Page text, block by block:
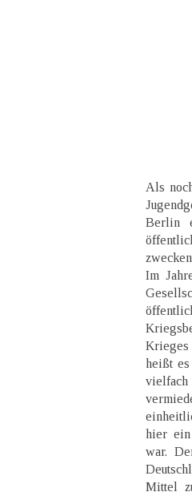
Als
Berlin
Im
heißt
hier ein
war.
Mittel